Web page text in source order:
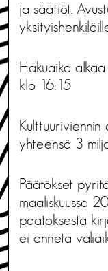
ja säätiöt.
Hakuaika
klo 16:15
yhteensä 3
Päätökset
maaliskuussa
päätöksestä
ei anneta